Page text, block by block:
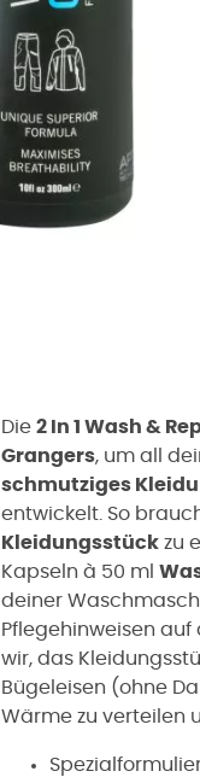
Die 2 In 1 Wash &
Grangers, um all
schmutziges
entwickelt. So
Kleidungsstück zu
Kapseln à 50 ml
deiner
Pflegehinweisen
wir, das
Bügeleisen (ohne
Wärme zu verteilen